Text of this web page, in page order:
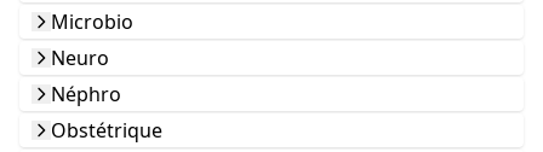
Microbio
Neuro
Néphro
Obstétrique